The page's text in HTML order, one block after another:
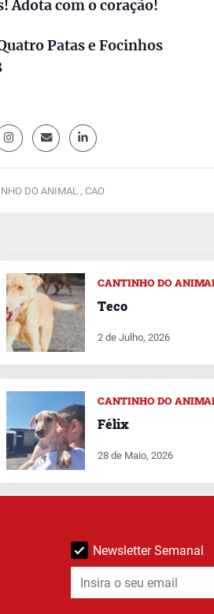
Adota com o coração!
Patas e Focinhos
DO ANIMAL , CAO
CANTINHO DO
Teco
2 de Julho, 2026
CANTINHO DO
Félix
28 de Maio, 2026
Newsletter Semanal